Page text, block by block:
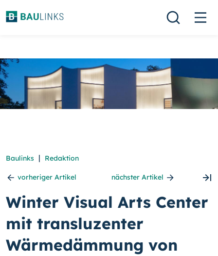
Baulinks | Redaktion
vorheriger Artikel nächster Artikel
Winter Visual Arts Center
mit transluzenter
Wärmedämmung von